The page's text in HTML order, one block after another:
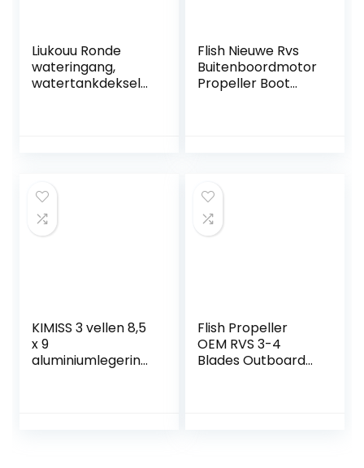
Liukouu Ronde
wateringang,
watertankdeksel
Flish Nieuwe Rvs
Buitenboordmotor
Propeller Boot
KIMISS 3 vellen 8,5
x 9
aluminiumlegering
Flish Propeller
OEM RVS 3-4
Blades Outboard